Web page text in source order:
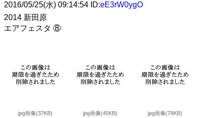
2016/05/25(水) 09:14:54 ID:eE3rW0ygO
2014 新田原
エアフェスタ ⑧
jpg画像(37KB) jpg画像(45KB) jpg画像(78KB)